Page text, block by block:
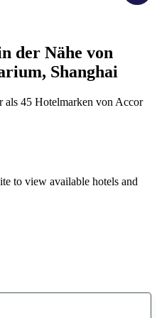
der Nähe von
Shanghai
als 45 Hotelmarken von Accor
to view available hotels and